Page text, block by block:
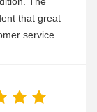
that great
service